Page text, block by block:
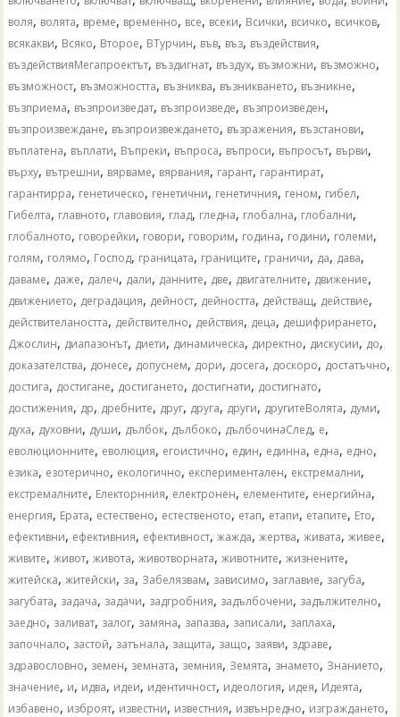
воля, волята, време, временно, все, всеки, Всички, всичко, всичков,
всякакви, Всяко, Второе, ВТурчин, във, въз, въздействия,
въздействияМегапроектът, въздигнат, въздух, възможни, възможно,
възможност, възможността, възниква, възникването, възникне,
възприема, възпроизведат, възпроизведе, възпроизведен,
възпроизвеждане, възпроизвеждането, възражения, възстанови,
въплатена, въплати, Въпреки, въпроса, въпроси, въпросът, върви,
върху, вътрешни, вярваме, вярвания, гарант, гарантират,
гарантирра, генетическо, генетични, генетичния, геном, гибел,
Гибелта, главното, главовия, глад, гледна, глобална, глобални,
глобалното, говорейки, говори, говорим, година, години, големи,
голям, голямо, Господ, границата, границите, граничи, да, дава,
даваме, даже, далеч, дали, данните, две, двигателните, движение,
движението, деградация, дейност, дейността, действащ, действие,
действителаността, действително, действия, деца, дешифрирането,
Джослин, диапазонът, диети, динамическа, директно, дискусии, до,
доказателства, донесе, допуснем, дори, досега, доскоро, достатъчно,
достига, достигане, достигането, достигнати, достигнато,
достижения, др, дребните, друг, друга, други, другитеВолята, думи,
духа, духовни, души, дълбок, дълбоко, дълбочинаСлед, е,
еволюционните, еволюция, егоистично, един, единна, една, едно,
езика, езотерично, екологично, експериментален, екстремални,
екстремалните, Електорнния, електронен, елементите, енергийна,
енергия, Ерата, естествено, естественото, етап, етапи, етапите, Ето,
ефективни, ефективния, ефективност,жажда,жертва,живата,живее,
живите,живот,живота,животворната,животните,жизнените,
житейска,житейски, за, Забелязвам, зависимо, заглавие, загуба,
загубата, задача, задачи, задгробния, задълбочени, задължително,
заедно, заливат, залог, замяна, запазва, записали, заплаха,
започнало, застой, затънала, защита, защо, заяви, здраве,
здравословно, земен, земната, земния, Земята, знамето, Знанието,
значение, и, идва, идеи, идентичност, идеология, идея, Идеята,
избавено, изброят, известни, известния, извънредно, изграждането,